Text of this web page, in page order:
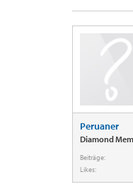
Peruaner
Diamond
Beiträge:
Likes: